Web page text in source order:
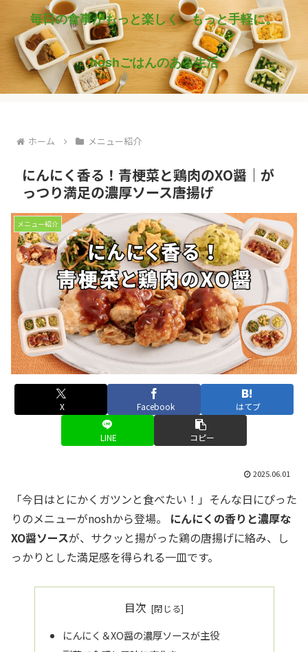
毎日の食事がもっと楽しく、もっと手軽に。
noshごはんのある生活
ホーム メニュー紹介
にんにく香る！青梗菜と鶏肉のXO醤｜が
っつり満足の濃厚ソース唐揚げ
メニュー紹介
X Facebook はてブ
LINE コピー
2025.06.01
「今日はとにかくガツンと食べたい！」そんな日にぴった
りのメニューがnoshから登場。 にんにくの香りと濃厚な
XO醤ソースが、サクッと揚がった鶏の唐揚げに絡み、し
っかりとした満足感を得られる一皿です。
目次
にんにく＆XO醤の濃厚ソースが主役